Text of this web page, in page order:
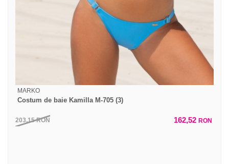
MARKO
Costum de baie Kamilla M-705 (3)
203,15RON 162,52 RON